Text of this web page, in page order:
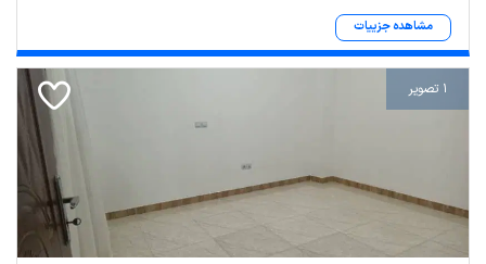
مشاهده جزییات
1 تصویر